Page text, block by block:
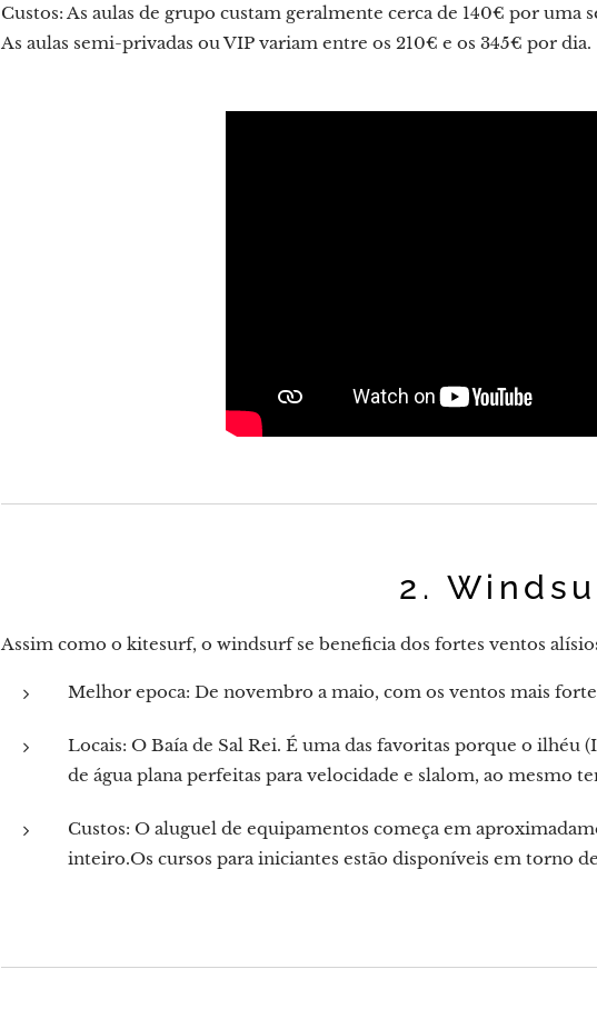
Custos: As aulas de grupo custam geralmente cerca de 140€ por uma
As aulas semi-privadas ou VIP variam entre os 210€ e os 345€ por dia.
2.
Assim como o kitesurf, o windsurf se beneficia dos fortes ventos
Melhor epoca: De novembro a maio, com os ventos mais
Locais: O Baía de Sal Rei. É uma das favoritas porque o ilhéu
de água plana perfeitas para velocidade e slalom, ao mesmo
Custos: O aluguel de equipamentos começa em
inteiro.Os cursos para iniciantes estão disponíveis em torno